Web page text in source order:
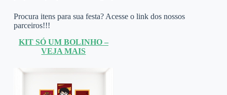
Procura itens para sua festa? Acesse o link dos nossos
parceiros!!!
KIT SÓ UM BOLINHO –
VEJA MAIS